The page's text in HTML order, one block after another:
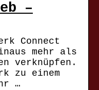
–
Connect
mehr als
verknüpfen.
zu einem
…